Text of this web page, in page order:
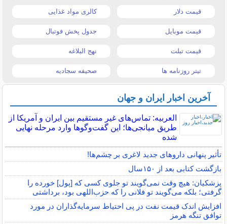
قیمت دلار کالری مواد غذایی
قیمت موبایل جدول پخش فوتبال
قیمت تبلت نهج البلاغه
تیتر روزنامه ها صحیفه سجادیه
آخرین اخبار ایران و جهان
العربیه: تماس‌های غیر مستقیم بین ایران و آمریکا از
طریق میانجی‌ها؛ این گفت‌و‌گو‌ها وارد مرحله نهایی
شده
تأثیر پنهانی داروهای جدید لاغری بر چشم‌ها!
بازگشت کتابی بعد از ۱۵۰سال
پزشکیان: هیچ وقت نمی‌گویند تو جلوی کسی که [پول] خورده را
گرفتی؛ بلکه می‌گویند تو فلانی را که حزب‌اللهی بود، برداشتی
افزایش اندک قیمت نفت در پی احتیاط سرمایه‌گذاران در مورد
توافق تنگه هرمز